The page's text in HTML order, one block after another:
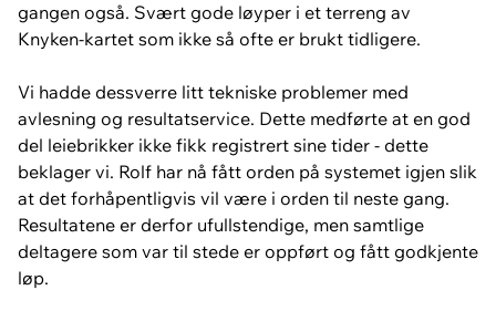
gangen også. Svært gode løyper i et terreng av
Knyken-kartet som ikke så ofte er brukt tidligere.
Vi hadde dessverre litt tekniske problemer med
avlesning og resultatservice. Dette medførte at en god
del leiebrikker ikke fikk registrert sine tider - dette
beklager vi. Rolf har nå fått orden på systemet igjen slik
at det forhåpentligvis vil være i orden til neste gang.
Resultatene er derfor ufullstendige, men samtlige
deltagere som var til stede er oppført og fått godkjente
løp.